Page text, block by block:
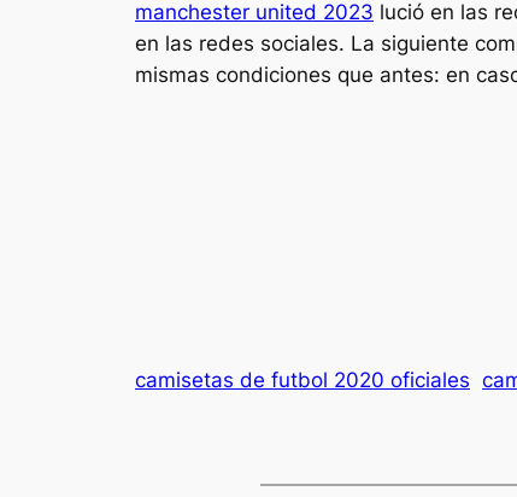
manchester united 2023 lució en las
en las redes sociales. La siguiente
mismas condiciones que antes: en
camisetas de futbol 2020 oficiales